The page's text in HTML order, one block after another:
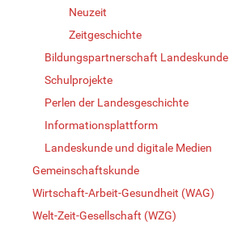
Neuzeit
Zeitgeschichte
Bildungspartnerschaft Landeskunde
Schulprojekte
Perlen der Landesgeschichte
Informationsplattform
Landeskunde und digitale Medien
Gemeinschaftskunde
Wirtschaft-Arbeit-Gesundheit (WAG)
Welt-Zeit-Gesellschaft (WZG)